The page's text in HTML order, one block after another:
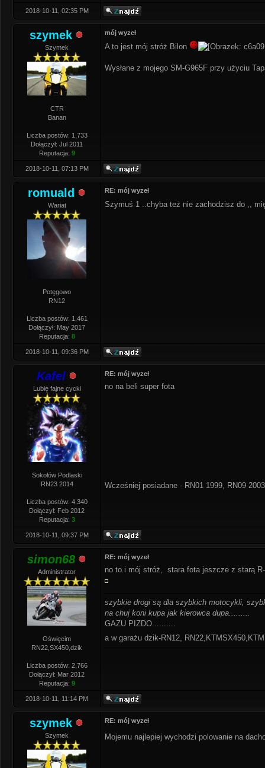
2018-10-11, 02:35 PM
szymek
Szymek
CTR
Banan
Liczba postów: 1,733
Dołączył: Jul 2011
Reputacja: 9
mój wyzeł
A to jest mój stróż Bilon
Wysłane z mojego SM-G965F przy użyciu
2018-10-11, 07:13 PM
romuald
Wariat
Potęgowo
RN12
Liczba postów: 1,461
Dołączył: May 2017
Reputacja: 8
RE: mój wyzeł
Szymuś 1 ..chyba też nie zachodzisz do ,,
2018-10-11, 09:36 PM
Kafel
Lubię fajne cycki
Sokołów Podlaski
RN23 2014
Liczba postów: 4,340
Dołączył: Feb 2012
Reputacja: 3
RE: mój wyzeł
no na beli super fota
Wcześniej posiadane - RN01 1999, RN09
2018-10-11, 09:37 PM
simon68
Administrator
Oświęcim
RN22,SX450,dzik
Liczba postów: 2,766
Dołączył: Mar 2012
Reputacja: 9
RE: mój wyzeł
no to i mój stróż, stara fota jeszcze z starą
szybkie drogi są dla szybkich motocykli,
na chuj koni kupa jak kierowca dupa.........
GAZU PIZDO..........
a w garażu dzik-RN12,
2018-10-11, 11:14 PM
szymek
Szymek
RE: mój wyzeł
Mojemu najlepiej wychodzi polowanie na